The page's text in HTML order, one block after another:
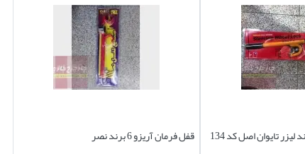
قفل فرمان آریزو 6 برند نصر